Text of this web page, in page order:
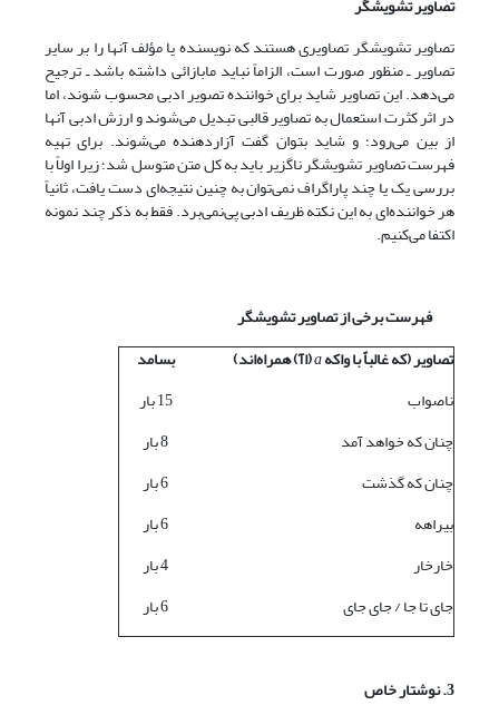
تصاویر تشویشگر
تصاویر تشویشگر تصاویری هستند که نویسنده یا مؤلف آنها را بر سایر
تصاویر ـ منظور صورت است، الزاماً نباید مابازائی داشته باشد ـ ترجیح
می‌دهد. این تصاویر شاید برای خواننده تصویر ادبی محسوب شوند، اما
در اثر کثرت استعمال به تصاویر قالبی تبدیل می‌شوند و ارزش ادبی آنها
از بین می‌رود؛ و شاید بتوان گفت آزاردهنده می‌شوند. برای تهیه
فهرست تصاویر تشویشگر ناگزیر باید به کل متن متوسل شد؛ زیرا اولاً با
بررسی یک یا چند پاراگراف نمی‌توان به چنین نتیجه‌ای دست یافت، ثانیاً
هر خواننده‌ای‌ به این نکته ظریف ادبی پی‌نمی‌برد. فقط به ذکر چند نمونه
اکتفا می‌کنیم.
فهرست برخی از تصاویر تشویشگر
تصاویر (که غالباً با واکهa(اآ) همراه‌اند)
بسامد
ناصواب
15 بار
چنان که خواهد آمد
8 بار
چنان که گذشت
6 بار
بیراهه
6 بار
خارخار
4 بار
جای تا جا / جای جای
6 بار
3. نوشتار خاص